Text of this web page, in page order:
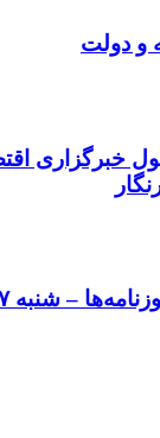
و دولت
خبرگزاری
– شنبه ۱۷ مرداد